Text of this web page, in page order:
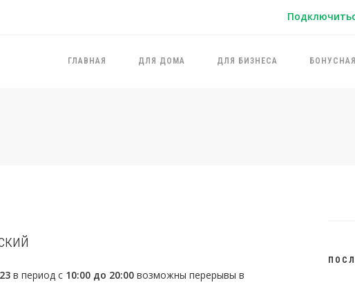
ГЛАВНАЯ ДЛЯ ДОМА ДЛЯ БИЗНЕСА
в период с 10:00 до 20:00 возможны перерывы в